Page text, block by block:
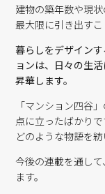
建物の築年数や現
最大限に引き出すこ
暮らしをデザイン
ョンは、日々の生
昇華します。
「マンション四谷
点に立ったばかり
どのような物語を紡
今後の連載を通し
ます。